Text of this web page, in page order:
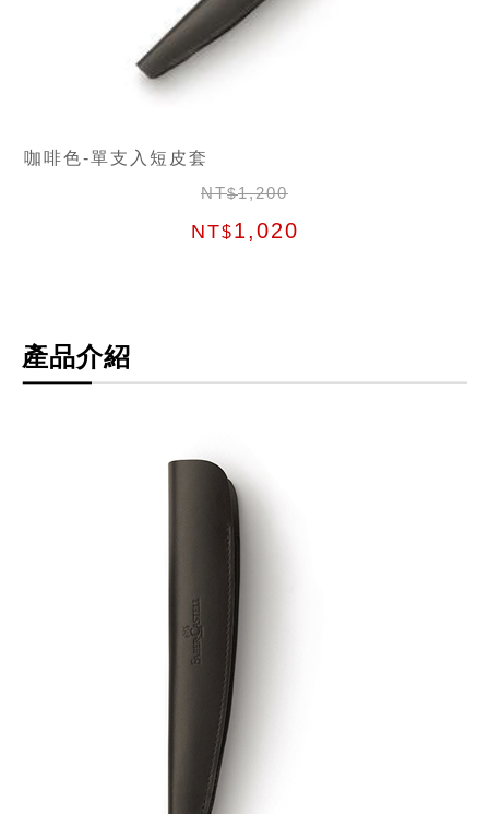
咖啡色-單支入短皮套
NT$1,200
NT$1,020
產品介紹